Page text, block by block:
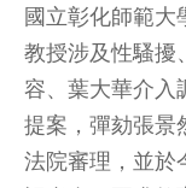
國立彰化師範大
教授涉及性騷擾
容、葉大華介入
提案，彈劾張景
法院審理，並於